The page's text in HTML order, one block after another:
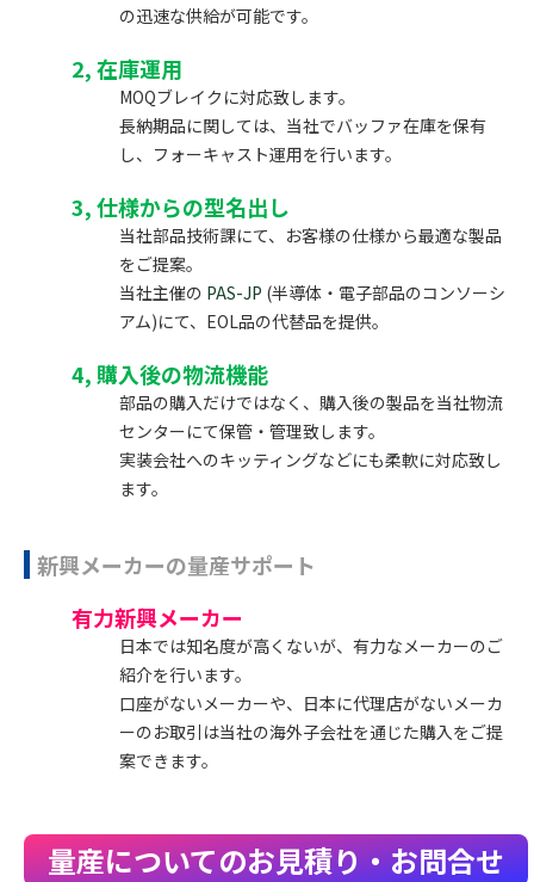
の迅速な供給が可能です。
2, 在庫運用
MOQブレイクに対応致します。
長納期品に関しては、当社でバッファ在庫を保有
し、フォーキャスト運用を行います。
3, 仕様からの型名出し
当社部品技術課にて、お客様の仕様から最適な製品
をご提案。
当社主催の PAS-JP (半導体・電子部品のコンソーシ
アム)にて、EOL品の代替品を提供。
4, 購入後の物流機能
部品の購入だけではなく、購入後の製品を当社物流
センターにて保管・管理致します。
実装会社へのキッティングなどにも柔軟に対応致し
ます。
新興メーカーの量産サポート
有力新興メーカー
日本では知名度が高くないが、有力なメーカーのご
紹介を行います。
口座がないメーカーや、日本に代理店がないメーカ
ーのお取引は当社の海外子会社を通じた購入をご提
案できます。
量産についてのお見積り・お問合せ